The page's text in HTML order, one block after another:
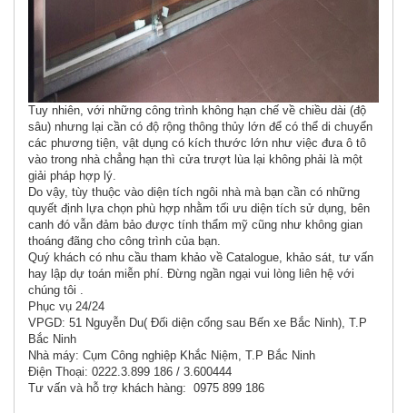
Tuy nhiên, với những công trình không hạn chế về chiều dài (độ
sâu) nhưng lại cần có độ rộng thông thủy lớn để có thể di chuyển
các phương tiện, vật dụng có kích thước lớn như việc đưa ô tô
vào trong nhà chẳng hạn thì cửa trượt lùa lại không phải là một
giải pháp hợp lý.
Do vậy, tùy thuộc vào diện tích ngôi nhà mà bạn cần có những
quyết định lựa chọn phù hợp nhằm tối ưu diện tích sử dụng, bên
canh đó vẫn đảm bảo được tính thẩm mỹ cũng như không gian
thoáng đãng cho công trình của bạn.
Quý khách có nhu cầu tham khảo về Catalogue, khảo sát, tư vấn
hay lập dự toán miễn phí. Đừng ngần ngại vui lòng liên hệ với
chúng tôi .
Phục vụ 24/24
VPGD: 51 Nguyễn Du( Đối diện cổng sau Bến xe Bắc Ninh), T.P
Bắc Ninh
Nhà máy: Cụm Công nghiệp Khắc Niệm, T.P Bắc Ninh
Điện Thoại: 0222.3.899 186 / 3.600444
Tư vấn và hỗ trợ khách hàng: 0975 899 186